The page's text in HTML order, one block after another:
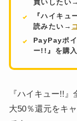
買いしたい→
『ハイキュ
読みたい→
PayPayポ
ー!!』を購
『ハイキュー!!
大50％還元をキ